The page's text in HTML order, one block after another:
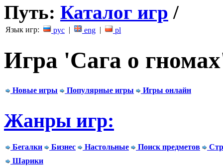
Путь: Каталог игр /
Язык игр: рус | eng | pl
Игра 'Сага о
Новые игры Популярные игры Игры онлайн
Жанры игр:
Бегалки Бизнес Настольные Поиск предметов
Шарики